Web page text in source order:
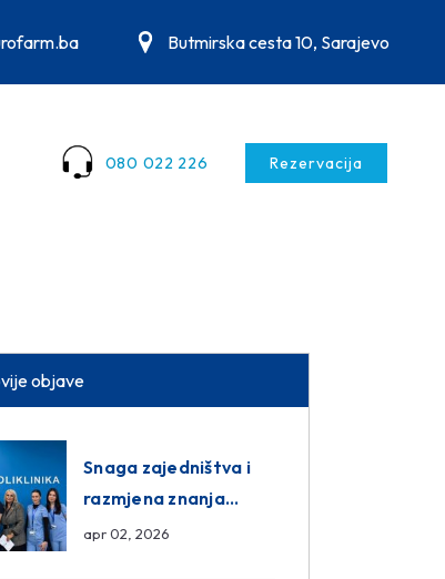
Butmirska cesta 10, Sarajevo
080 022 226 Rezervacija
objave
Snaga zajedništva i
razmjena znanja
unutar ASA Medical
apr 02, 2026